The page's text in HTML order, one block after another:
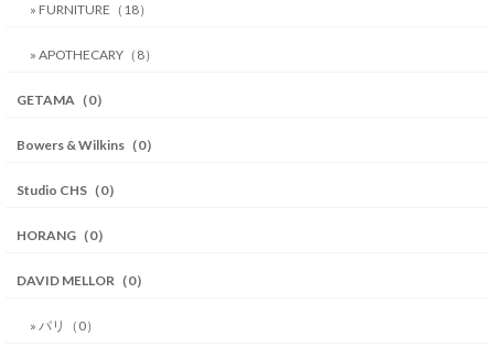
» FURNITURE（18）
» APOTHECARY（8）
GETAMA（0）
Bowers & Wilkins（0）
Studio CHS（0）
HORANG（0）
DAVID MELLOR（0）
» パリ（0）